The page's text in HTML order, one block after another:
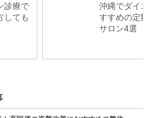
診療で
しても
沖縄でダイ
すすめの定
サロン4選